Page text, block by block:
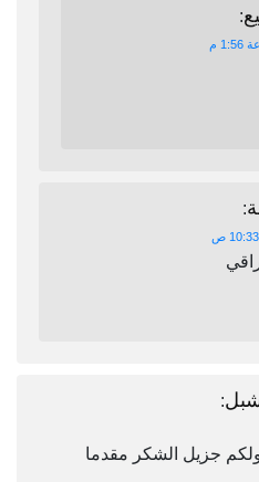
:
:
:
ولكم جزيل الشكر مقدما